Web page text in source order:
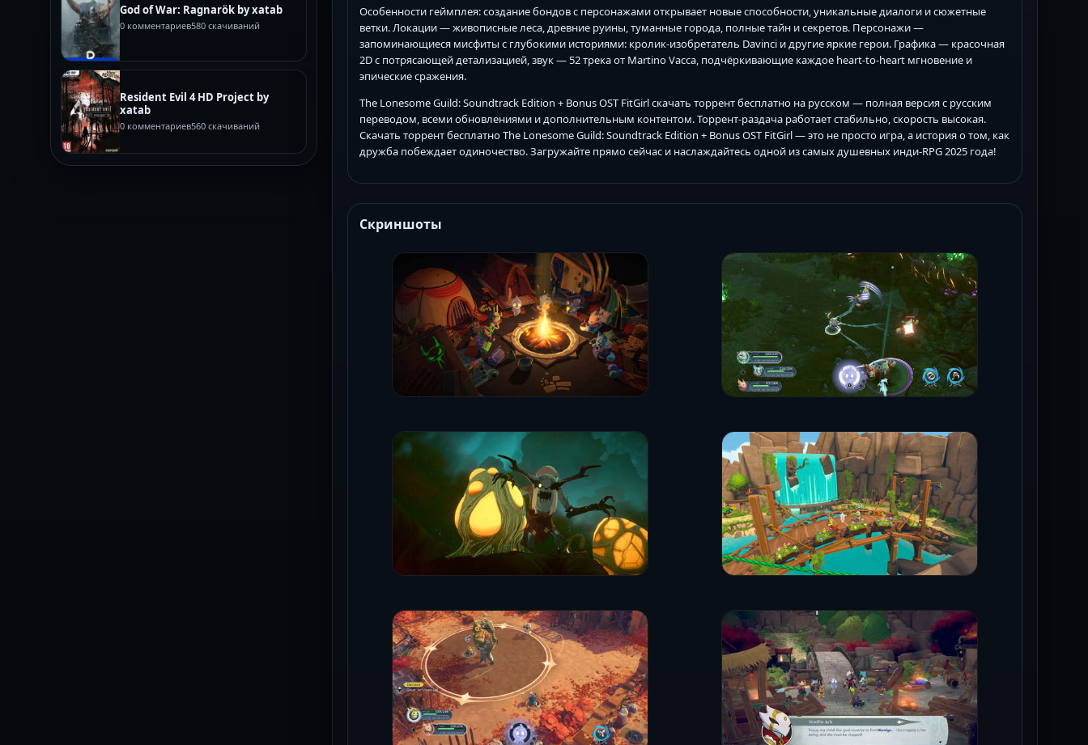
God of War: Ragnarök by xatab
0 комментариев580 скачиваний
Resident Evil 4 HD Project by
xatab
0 комментариев560 скачиваний
Особенности геймплея: создание бондов с персонажами открывает новые способности, уникальные диалоги и сюжетные
ветки. Локации — живописные леса, древние руины, туманные города, полные тайн и секретов. Персонажи —
запоминающиеся мисфиты с глубокими историями: кролик-изобретатель Davinci и другие яркие герои. Графика — красочная
2D с потрясающей детализацией, звук — 52 трека от Martino Vacca, подчёркивающие каждое heart-to-heart мгновение и
эпические сражения.
The Lonesome Guild: Soundtrack Edition + Bonus OST FitGirl скачать торрент бесплатно на русском — полная версия с русским
переводом, всеми обновлениями и дополнительным контентом. Торрент-раздача работает стабильно, скорость высокая.
Скачать торрент бесплатно The Lonesome Guild: Soundtrack Edition + Bonus OST FitGirl — это не просто игра, а история о том, как
дружба побеждает одиночество. Загружайте прямо сейчас и наслаждайтесь одной из самых душевных инди-RPG 2025 года!
Скриншоты